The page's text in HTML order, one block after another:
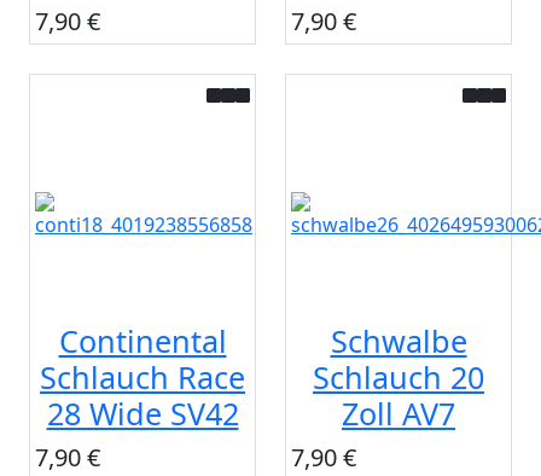
7,90 € 7,90 €
Continental
Schlauch Race
28 Wide SV42
7,90 €
Schwalbe
Schlauch 20
Zoll AV7
7,90 €